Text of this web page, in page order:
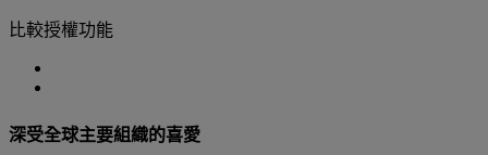
比較授權功能
深受全球主要組織的喜愛